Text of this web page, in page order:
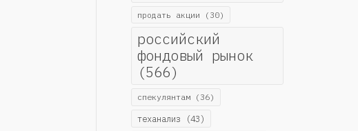
продать акции (30)
российский
фондовый рынок
(566)
спекулянтам(36)
теханализ (43)